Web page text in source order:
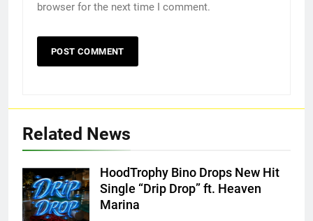
browser for the next time I comment.
Related News
HoodTrophy Bino Drops New Hit
Single “Drip Drop” ft. Heaven
Marina